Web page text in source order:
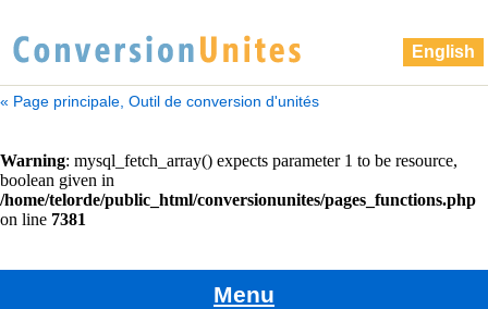
English
« Page principale, Outil de conversion d'unités
Menu